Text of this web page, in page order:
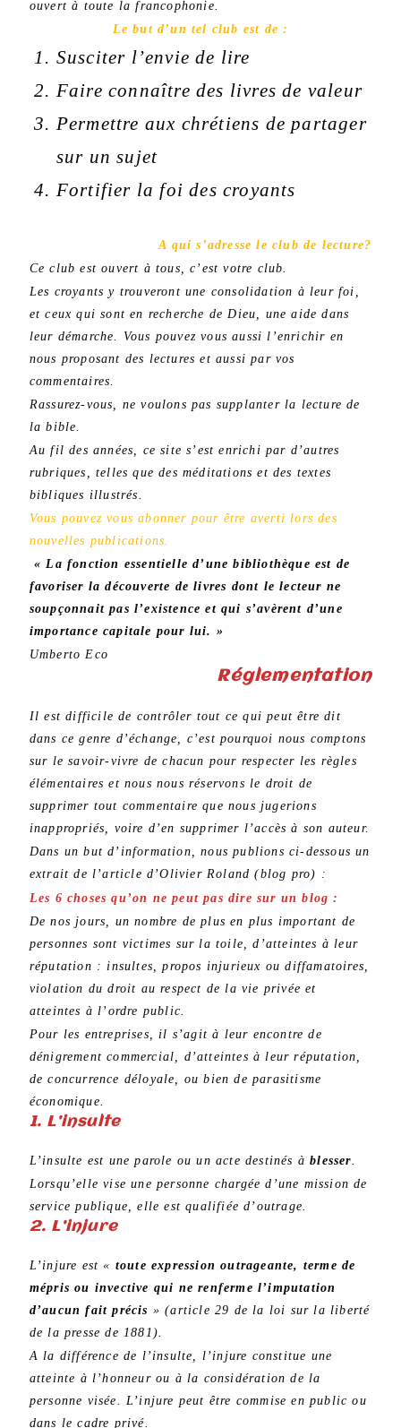
ouvert à toute la francophonie.
Le but d’un tel club est de :
Susciter l’envie de lire
Faire connaître des livres de valeur
Permettre aux chrétiens de partager
sur un sujet
Fortifier la foi des croyants
A qui s’adresse le club de lecture?
Ce club est ouvert à tous, c’est votre club.
Les croyants y trouveront une consolidation à leur foi,
et ceux qui sont en recherche de Dieu, une aide dans
leur démarche. Vous pouvez vous aussi l’enrichir en
nous proposant des lectures et aussi par vos
commentaires.
Rassurez-vous, ne voulons pas supplanter la lecture de
la bible.
Au fil des années, ce site s’est enrichi par d’autres
rubriques, telles que des méditations et des textes
bibliques illustrés.
Vous pouvez vous abonner pour être averti lors des
nouvelles publications.
« La fonction essentielle d’une bibliothèque est de
favoriser la découverte de livres dont lelecteur ne
soupçonnait pas l’existence et qui s’avèrent d’une
importance capitale pour lui. »
Umberto Eco
Réglementation
Il est difficile de contrôler tout ce qui peut être dit
dans ce genre d’échange, c’est pourquoi nous comptons
sur le savoir-vivre de chacun pour respecter les règles
élémentaires et nous nous réservons le droit de
supprimer tout commentaire que nous jugerions
inappropriés, voire d’en supprimer l’accès à son auteur.
Dans un but d’information, nous publions ci-dessous un
extrait de l’article d’Olivier Roland (blog pro) :
Les 6 choses qu’on ne peut pas dire sur un blog :
De nos jours, un nombre de plus en plus important de
personnes sont victimes sur la toile, d’atteintes à leur
réputation : insultes, propos injurieux ou diffamatoires,
violation du droit au respect de la vie privée et
atteintes à l’ordre public.
Pour les entreprises, il s’agit à leur encontre de
dénigrement commercial, d’atteintes à leur réputation,
de concurrence déloyale, ou bien de parasitisme
économique.
1. L’insulte
L’insulte est une parole ou un acte destinés àblesser.
Lorsqu’elle vise une personne chargée d’une mission de
service publique, elle est qualifiée d’outrage.
2. L’injure
L’injure est « toute expression outrageante, terme de
mépris ou invective qui ne renferme l’imputation
d’aucun fait précis » (article 29 de la loi sur la liberté
de la presse de 1881).
A la différence de l’insulte, l’injure constitue une
atteinte à l’honneur ou à la considération de la
personne visée. L’injure peut être commise en public ou
dans le cadre privé.